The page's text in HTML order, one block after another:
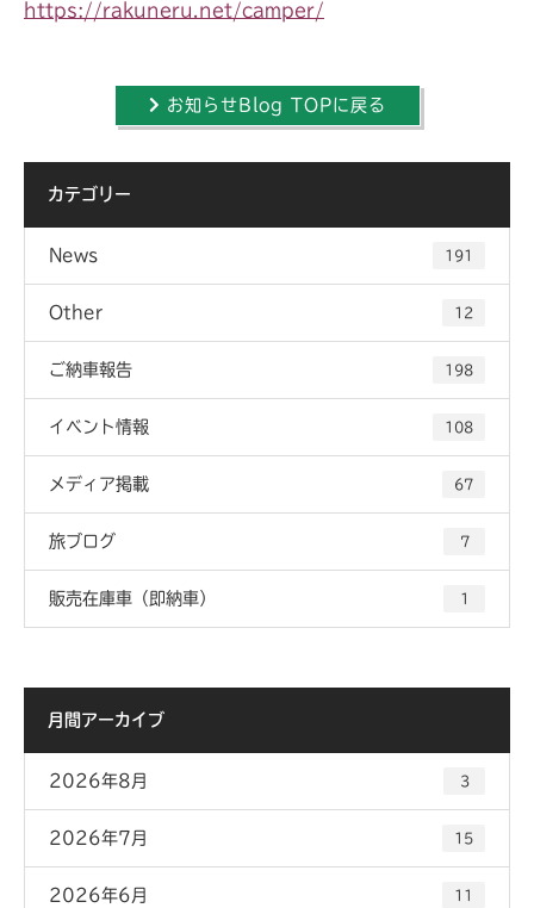
https://rakuneru.net/camper/
お知らせBlog TOPに戻る
カテゴリー
News 191
Other 12
ご納車報告 198
イベント情報 108
メディア掲載 67
旅ブログ 7
販売在庫車（即納車） 1
月間アーカイブ
2026年8月 3
2026年7月 15
2026年6月 11